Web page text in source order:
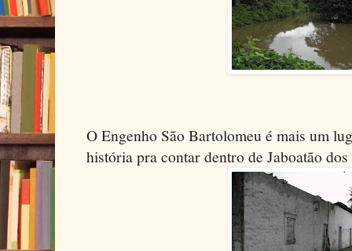
O Engenho São Bartolomeu é mais um
história pra contar dentro de Jaboatão